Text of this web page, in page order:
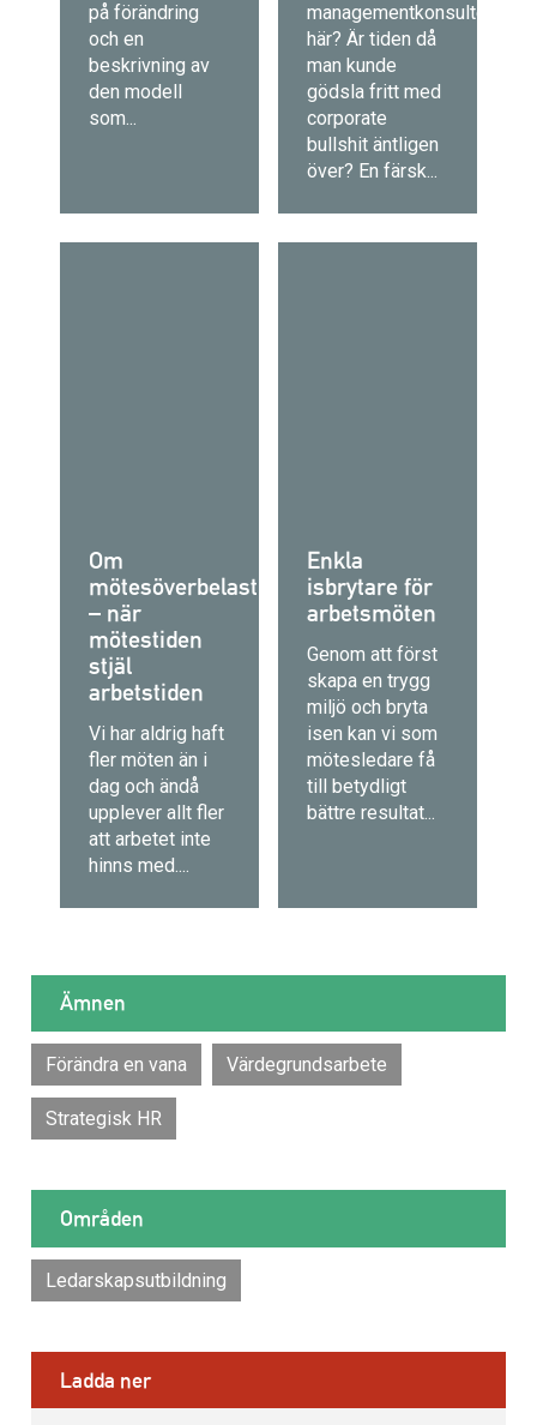
på förändring
och en
beskrivning av
den modell
som...
managementkonsulter
här? Är tiden då
man kunde
gödsla fritt med
corporate
bullshit äntligen
över? En färsk...
Om
mötesöverbelastning
– när
mötestiden
stjäl
arbetstiden
Vi har aldrig haft
fler möten än i
dag och ändå
upplever allt fler
att arbetet inte
hinns med....
Enkla
isbrytare för
arbetsmöten
Genom att först
skapa en trygg
miljö och bryta
isen kan vi som
mötesledare få
till betydligt
bättre resultat...
Ämnen
Förändra en vana Värdegrundsarbete
Strategisk HR
Områden
Ledarskapsutbildning
Ladda ner